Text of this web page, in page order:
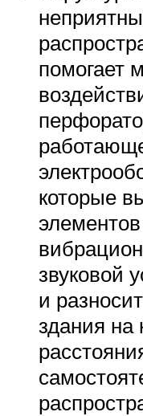
помогает
которые
звуковой
и
здания на